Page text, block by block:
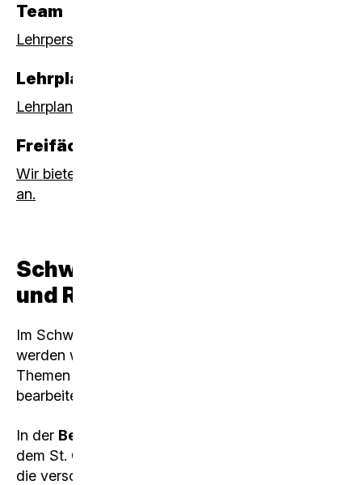
Team
Lehrpersonen
Lehrplan
Lehrplan Wirtschaft und Recht
Freifächer
Wir bieten verschiedene interessante Freifächer
an.
Schwerpunkt «Wirtschaft
und Recht»
Im Schwerpunktfach «Wirtschaft und Recht»
werden während der vier Jahre verschiedene
Themen innerhalb folgender vier Bereiche
bearbeitet:
In der Betriebswirtschaftslehre
dem St. Galler Management Modell und lernen
die verschiedenen Anspruchsgruppen und die